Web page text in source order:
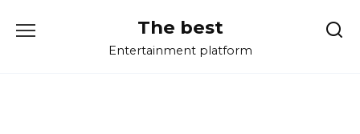
The best
Entertainment platform